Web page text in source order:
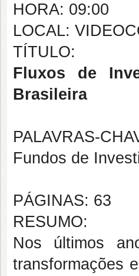
HORA: 09:00
LOCAL:
TÍTULO:
Fluxos de
Brasileira
PALAVRAS-
Fundos de
PÁGINAS: 63
RESUMO:
Nos últimos
transformações